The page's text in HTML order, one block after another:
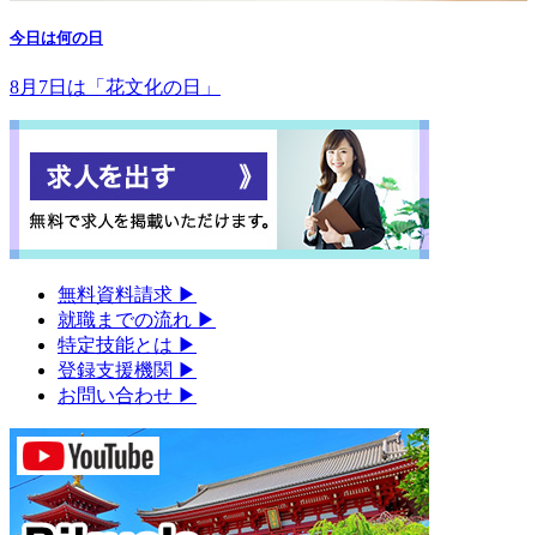
今日は何の日
8月7日は「花文化の日」
無料資料請求 ▶︎
就職までの流れ ▶︎
特定技能とは ▶︎
登録支援機関 ▶︎
お問い合わせ ▶︎